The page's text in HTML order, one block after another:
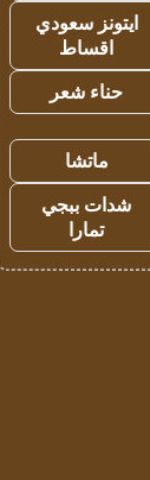
ايتونز سعودي
اقساط
حناء شعر
ماتشا
شدات ببجي
تمارا